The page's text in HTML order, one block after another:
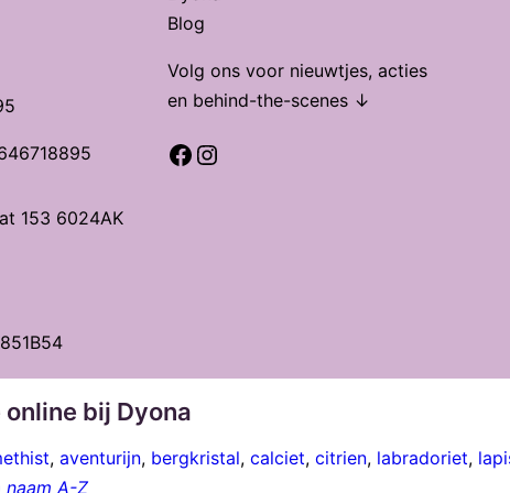
153 6024AK
Blog
Volg ons voor nieuwtjes, acties
en behind-the-scenes ↓
Facebook Instagram
bij Dyona
, aventurijn, bergkristal, calciet, citrien, labradoriet,
naam A-Z